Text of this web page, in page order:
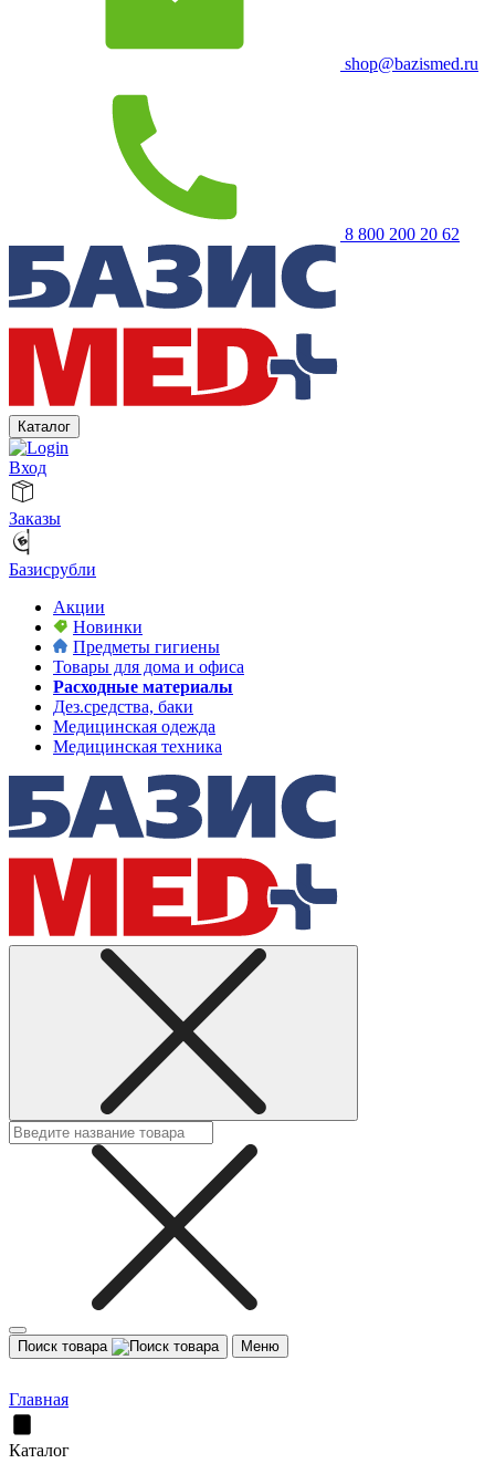
shop@bazismed.ru
8 800 200 20 62
Каталог
Вход
Заказы
Базисрубли
Акции
Новинки
Предметы гигиены
Товары для дома и офиса
Расходные материалы
Дез.средства, баки
Медицинская одежда
Медицинская техника
Поиск товара Меню
Главная
Каталог